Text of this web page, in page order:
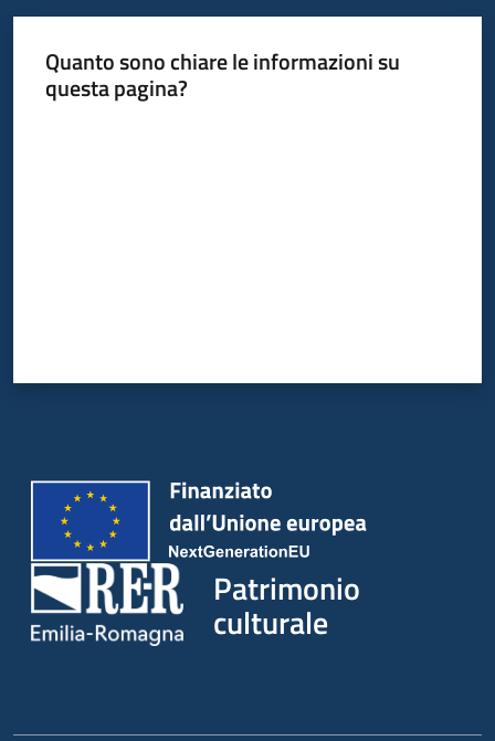
Quanto sono chiare le informazioni su
questa pagina?
Patrimonio
culturale